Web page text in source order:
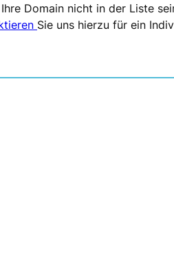
Domain nicht in der Liste
Sie uns hierzu für ein